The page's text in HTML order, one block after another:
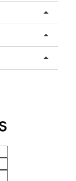
arrow_drop_up
arrow_drop_up
arrow_drop_up